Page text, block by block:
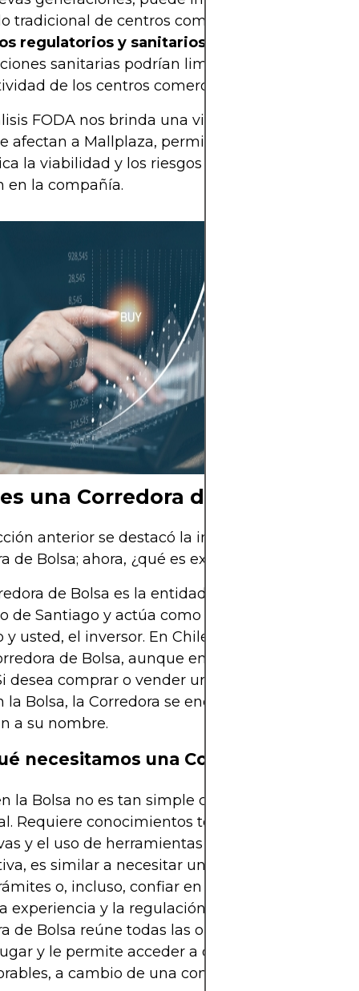
tradicional de centros comerciales.
regulatorios y sanitarios:
sanitarias podrían limitar el aforo y afectar
de los centros comerciales.
FODA nos brinda una visión integral de los
afectan a Mallplaza, permitiéndonos evaluar
la viabilidad y los riesgos asociados a una
en la compañía.
una Corredora de Bolsa?
anterior se destacó la importancia de
de Bolsa; ahora, ¿qué es exactamente?
de Bolsa es la entidad que se conecta a la
de Santiago y actúa como intermediaria entre
y usted, el inversor. En Chile se conoce
de Bolsa, aunque en otros países se la
desea comprar o vender un instrumento
la Bolsa, la Corredora se encarga de ejecutar la
a su nombre.
necesitamos una Corredora de
la Bolsa no es tan simple como hacerlo de
Requiere conocimientos técnicos,
y el uso de herramientas avanzadas. Para
es similar a necesitar un abogado
o, incluso, confiar en un médico experto
experiencia y la regulación marcan la
de Bolsa reúne todas las oportunidades de
y le permite acceder a condiciones de
a cambio de una comisión.